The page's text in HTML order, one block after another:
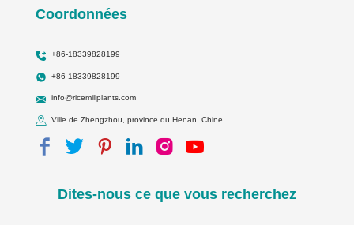
Coordonnées
+86-18339828199
+86-18339828199
info@ricemillplants.com
Ville de Zhengzhou, province du Henan, Chine.
Dites-nous ce que vous recherchez